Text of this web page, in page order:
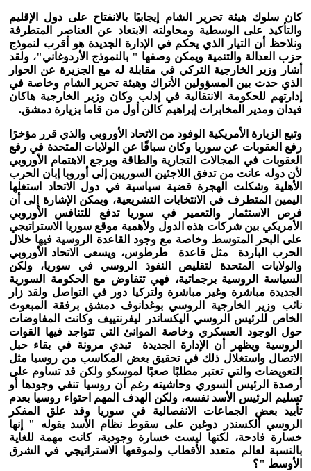
كان سلوك هيئة تحرير الشام إيجابيًا بالانفتاح على دول الإقليم
والتأكيد على الوسطية ومحاولته الابتعاد عن العناصر المتطرفة
ونلاحظ أن التيار الذي يحكم في الإدارة الجديدة هو أقرب لنموذج
حزب العدالة والتنمية ويمكن وصفها " بالنموذج الأردوغاني"، ولقد
أشار وزير الخارجية التركي في مقابلة له مع الجزيرة عن الحوار
الذي حدث بين المسؤولين الأتراك وهيئة تحرير الشام وخاصة في
إدارتهم للحكومة الانتقالية في إدلب وكان وزير الخارجية هاكان
فيدان ومدير المخابرات إبراهيم كالن أول من قاما بزيارة دمشق.
وتبع الزيارة الأمريكية الوفود من الاتحاد الأوروبي والذي قرر مؤخرًا
رفع العقوبات عن سوريا وكان سباقًا عن الولايات المتحدة في رفع
العقوبات في المجالات التجارية والطاقة ويرجع الاهتمام الأوروبي
لأن دوله عانت من تدفق اللاجئين السوريين إلى أوروبا إبان الحرب
الأهلية وشكلت الهجرة قضية سياسية في دول الاتحاد استغلها
اليمين المتطرف في الانتخابات التشريعية، ويمكن الإشارة إلى أن
فرص الاستثمار والتعمير في سوريا تدفع للتنافس الأوروبي
الأمريكي بين شركات هذه الدول ولأهمية موقع سوريا الاستراتيجي
على البحر المتوسط وخاصة مع وجود القاعدة الروسية فيها خلال
الحرب الباردة مثل قاعدة طرطوس، ويسعى الاتحاد الأوروبي
والولايات المتحدة لتقليص النفوذ الروسي في سوريا، ولكن
السياسة الروسية برجماتية، فهي تتفاوض مع الحكومة السورية
الجديدة مباشرة وغير مباشرة ولتركيا دور في التواصل ولقد زار
نائب وزير الخارجية الروسي بوغدانوف دمشق برفقة المبعوث
الخاص للرئيس الروسي اليكساندر ليفرنتييف وكانت المفاوضات
حول الوجود العسكري وخاصة الموانئ التي تتواجد فيها القوات
الروسية ويظهر أن الإدارة الجديدة تبدي مرونة في بقاء حبل
الاتصال واستغلال ذلك في تحقيق بعض المكاسب من روسيا مثل
التعويضات والتي تعتبر مطلبًا صعبًا لموسكو ولكن قد تساوم على
أرصدة الرئيس السوري وحاشيته رغم أن روسيا تنفي وجودها أو
تسليم الرئيس الأسد نفسه، ولكن الهدف المهم احتواء روسيا بعدم
تأييد بعض الجماعات الانفصالية في سوريا وقد علق المفكر
الروسي ألكسندر دوغين على سقوط نظام الأسد بقوله " إنها
خسارة فادحة، لكنها ليست خسارة وجودية، كانت مهمة للغاية
بالنسبة لعالم متعدد الأقطاب ولموقعها الاستراتيجي في الشرق
الأوسط "؟